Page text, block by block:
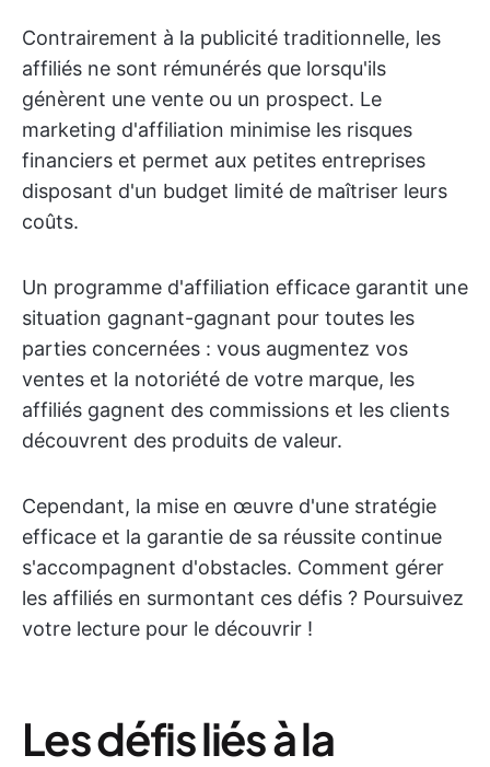
Contrairement à la publicité traditionnelle, les
affiliés ne sont rémunérés que lorsqu'ils
génèrent une vente ou un prospect. Le
marketing d'affiliation minimise les risques
financiers et permet aux petites entreprises
disposant d'un budget limité de maîtriser leurs
coûts.
Un programme d'affiliation efficace garantit une
situation gagnant-gagnant pour toutes les
parties concernées : vous augmentez vos
ventes et la notoriété de votre marque, les
affiliés gagnent des commissions et les clients
découvrent des produits de valeur.
Cependant, la mise en œuvre d'une stratégie
efficace et la garantie de sa réussite continue
s'accompagnent d'obstacles. Comment gérer
les affiliés en surmontant ces défis ? Poursuivez
votre lecture pour le découvrir !
Les défis liés à la